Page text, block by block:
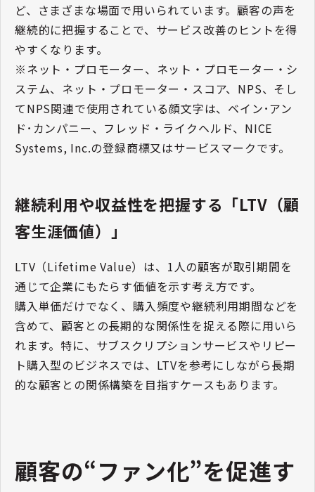
ど、さまざまな場面で用いられています。顧客の声を
継続的に把握することで、サービス改善のヒントを得
やすくなります。
※ネット・プロモーター、ネット・プロモーター・シ
ステム、ネット・プロモーター・スコア、NPS、そし
てNPS関連で使用されている顔文字は、ベイン･アン
ド･カンパニー、フレッド・ライクヘルド、NICE
Systems, Inc.の登録商標又はサービスマークです。
継続利用や収益性を把握する「LTV（顧
客生涯価値）」
LTV（Lifetime Value）は、1人の顧客が取引期間を
通じて企業にもたらす価値を示す考え方です。
購入単価だけでなく、購入頻度や継続利用期間などを
含めて、顧客との長期的な関係性を捉える際に用いら
れます。特に、サブスクリプションサービスやリピー
ト購入型のビジネスでは、LTVを参考にしながら長期
的な顧客との関係構築を目指すケースもあります。
顧客の“ファン化”を促進す